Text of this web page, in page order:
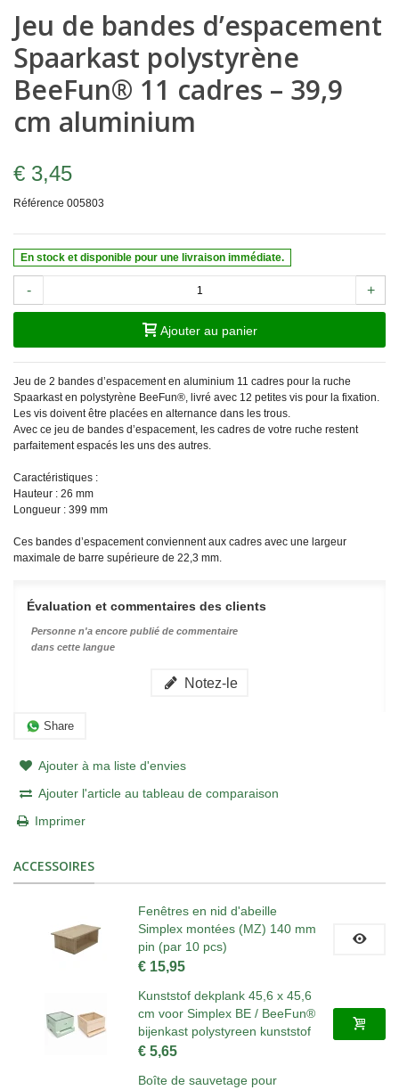
Jeu de bandes d’espacement
Spaarkast polystyrène
BeeFun® 11 cadres – 39,9
cm aluminium
€ 3,45
Référence 005803
En stock et disponible pour une livraison immédiate.
- +
Ajouter au panier
Jeu de 2 bandes d’espacement en aluminium 11 cadres pour la ruche
Spaarkast en polystyrène BeeFun®, livré avec 12 petites vis pour la fixation.
Les vis doivent être placées en alternance dans les trous.
Avec ce jeu de bandes d’espacement, les cadres de votre ruche restent
parfaitement espacés les uns des autres.
Caractéristiques :
Hauteur : 26 mm
Longueur : 399 mm
Ces bandes d’espacement conviennent aux cadres avec une largeur
maximale de barre supérieure de 22,3 mm.
Évaluation et commentaires des clients
Personne n'a encore publié de commentaire
dans cette langue
Notez-le
Share
Ajouter à ma liste d'envies
Ajouter l'article au tableau de comparaison
Imprimer
ACCESSOIRES
Fenêtres en nid d'abeille
Simplex montées (MZ) 140 mm
pin (par 10 pcs)
€ 15,95
Kunststof dekplank 45,6 x 45,6
cm voor Simplex BE / BeeFun®
bijenkast polystyreen kunststof
€ 5,65
Boîte de sauvetage pour